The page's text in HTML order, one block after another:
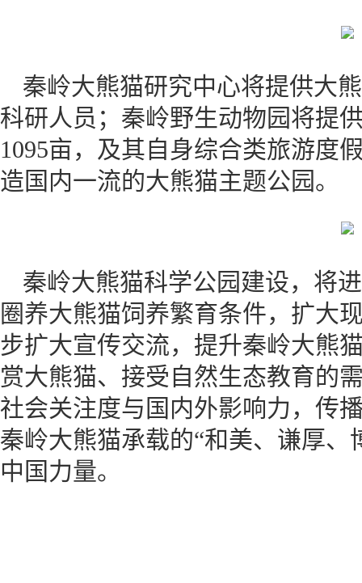
秦岭大熊猫研究中心将提供大
科研人员；秦岭野生动物园将提
1095亩，及其自身综合类旅游度
造国内一流的大熊猫主题公园。
秦岭大熊猫科学公园建设，将
圈养大熊猫饲养繁育条件，扩大
步扩大宣传交流，提升秦岭大熊
赏大熊猫、接受自然生态教育的
社会关注度与国内外影响力，传
秦岭大熊猫承载的“和美、谦厚
中国力量。